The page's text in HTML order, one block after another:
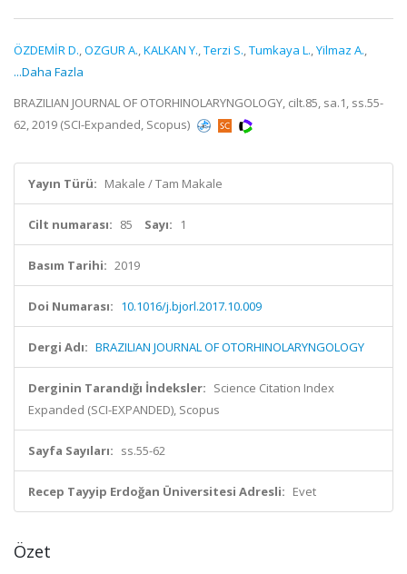
ÖZDEMİR D.,OZGUR A.,KALKAN Y.,Terzi S.,Tumkaya L.,Yilmaz A.,
...Daha Fazla
BRAZILIAN JOURNAL OF OTORHINOLARYNGOLOGY, cilt.85, sa.1, ss.55-
62, 2019 (SCI-Expanded, Scopus)
Yayın Türü: Makale / Tam Makale
Cilt numarası: 85 Sayı: 1
Basım Tarihi: 2019
Doi Numarası: 10.1016/j.bjorl.2017.10.009
Dergi Adı: BRAZILIAN JOURNAL OF OTORHINOLARYNGOLOGY
Derginin Tarandığı İndeksler: Science Citation Index
Expanded (SCI-EXPANDED), Scopus
Sayfa Sayıları: ss.55-62
Recep Tayyip Erdoğan Üniversitesi Adresli: Evet
Özet